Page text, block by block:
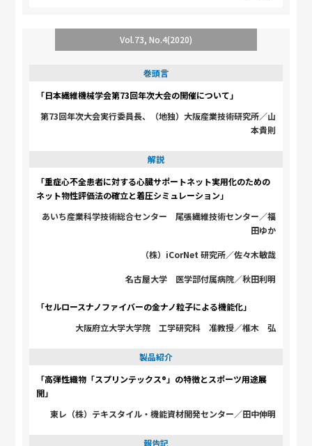
Vol.73, No.4(2020)
巻頭言
「日本繊維機械学会第73回年次大会の開催について」
第73回年次大会実行委員長、（地独）大阪産業技術研究所／山
本貴則
解説
「重症心不全患者に対する心臓サポートネット実用化のための
ネット物性評価法の確立と着圧シミュレーション」
あいち産業科学技術総合センター 尾張繊維技術センター／福
田ゆか
（株）iCorNet 研究所／佐々木敏哉
名古屋大学 医学部付属病院／秋田利明
「セルロースナノファイバーの金ナノ粒子による機能化」
大阪府立大学大学院 工学研究科 准教授／椎木 弘
製品紹介
「高弾性織物「スプリンテックス®」の特徴とスポーツ用途展
開」
東レ（株）テキスタイル・機能資材開発センター／田中伸明
報告記